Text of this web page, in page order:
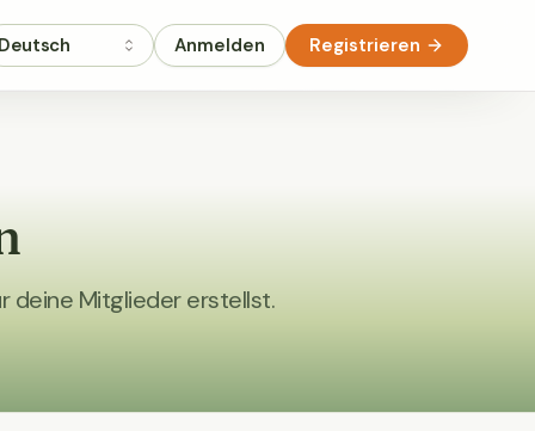
Anmelden Registrieren
deine Mitglieder erstellst.